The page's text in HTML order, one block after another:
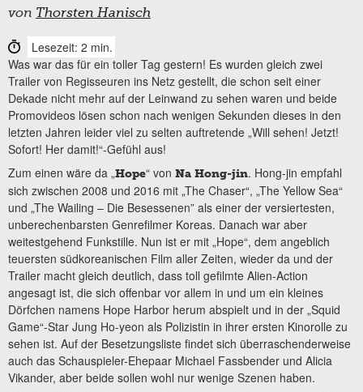
von Thorsten Hanisch
Lesezeit: 2 min.
Was war das für ein toller Tag gestern! Es wurden gleich zwei
Trailer von Regisseuren ins Netz gestellt, die schon seit einer
Dekade nicht mehr auf der Leinwand zu sehen waren und beide
Promovideos lösen schon nach wenigen Sekunden dieses in den
letzten Jahren leider viel zu selten auftretende „Will sehen! Jetzt!
Sofort! Her damit!“-Gefühl aus!
Zum einen wäre da „Hope“ von Na Hong-jin. Hong-jin empfahl
sich zwischen 2008 und 2016 mit „The Chaser“, „The Yellow Sea“
und „The Wailing – Die Besessenen” als einer der versiertesten,
unberechenbarsten Genrefilmer Koreas. Danach war aber
weitestgehend Funkstille. Nun ist er mit „Hope“, dem angeblich
teuersten südkoreanischen Film aller Zeiten, wieder da und der
Trailer macht gleich deutlich, dass toll gefilmte Alien-Action
angesagt ist, die sich offenbar vor allem in und um ein kleines
Dörfchen namens Hope Harbor herum abspielt und in der „Squid
Game“-Star Jung Ho-yeon als Polizistin in ihrer ersten Kinorolle zu
sehen ist. Auf der Besetzungsliste findet sich überraschenderweise
auch das Schauspieler-Ehepaar Michael Fassbender und Alicia
Vikander, aber beide sollen wohl nur wenige Szenen haben.